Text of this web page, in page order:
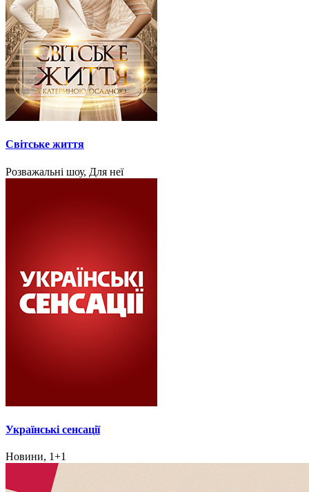
Світське життя
Розважальні шоу, Для неї
Українські сенсації
Новини, 1+1